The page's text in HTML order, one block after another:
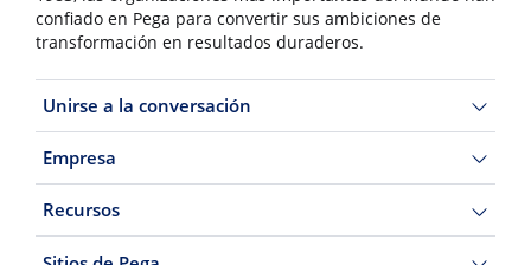
confiado en Pega para convertir sus ambiciones de
transformación en resultados duraderos.
Unirse a la conversación
Empresa
Recursos